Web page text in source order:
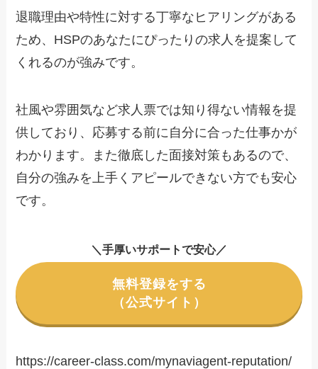
退職理由や特性に対する丁寧なヒアリングがある
ため、HSPのあなたにぴったりの求人を提案して
くれるのが強みです。
社風や雰囲気など求人票では知り得ない情報を提
供しており、応募する前に自分に合った仕事かが
わかります。また徹底した面接対策もあるので、
自分の強みを上手くアピールできない方でも安心
です。
＼手厚いサポートで安心／
無料登録をする
（公式サイト）
https://career-class.com/mynaviagent-reputation/